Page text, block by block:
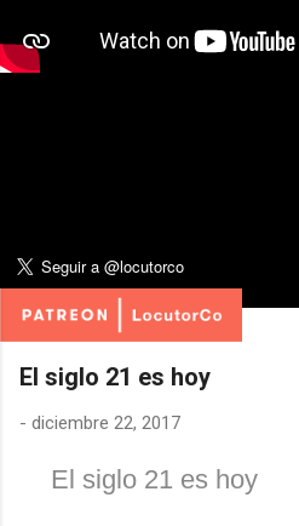
El siglo 21 es hoy
- diciembre 22, 2017
El siglo 21 es hoy